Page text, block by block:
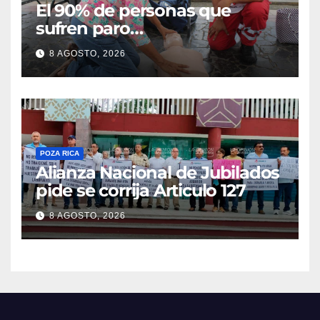
El 90% de personas que
sufren paro
cardiorrespiratorio mueren
8 AGOSTO, 2026
POZA RICA
Alianza Nacional de Jubilados
pide se corrija Articulo 127
8 AGOSTO, 2026